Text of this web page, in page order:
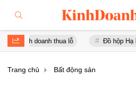
thua lỗ Đồ hộp Hạ Long (CAN)
Trang chủ Bất động sản